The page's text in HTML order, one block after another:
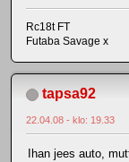
Rc18t FT
Futaba Savage x
tapsa92
22.04.08 - klo: 19.33
Ihan jees auto,